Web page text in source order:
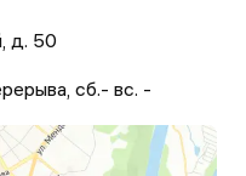
д. 50
сб.- вс. -